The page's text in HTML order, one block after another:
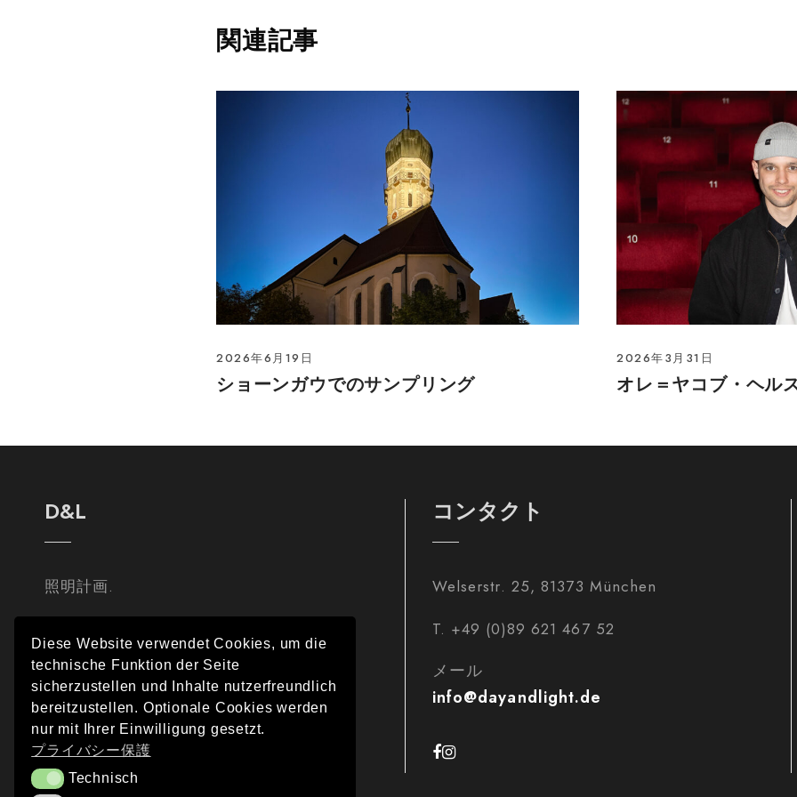
関連記事
2026年6月19日
ショーンガウでのサンプリング
2026年3月31日
オレ＝ヤコブ・ヘル
D&L
照明計画.
コンタクト
Welserstr. 25, 81373 München
T. +49 (0)89 621 467 52
メール
info@dayandlight.de
Diese Website verwendet Cookies, um die
technische Funktion der Seite
sicherzustellen und Inhalte nutzerfreundlich
bereitzustellen. Optionale Cookies werden
nur mit Ihrer Einwilligung gesetzt.
プライバシー保護
TechnischTechnisch